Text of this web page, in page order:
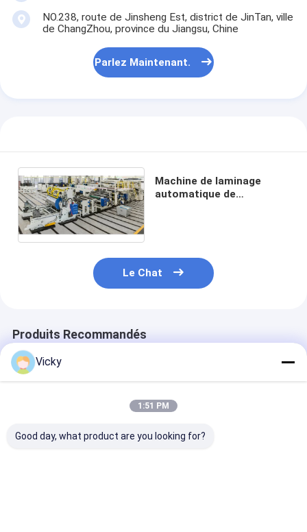
NO.238, route de Jinsheng Est, district de JinTan, ville
de ChangZhou, province du Jiangsu, Chine
Parlez Maintenant.
Machine de laminage
automatique de
Le Chat
Produits Recommandés
Vicky
1:51 PM
Good day, what product are you looking for?